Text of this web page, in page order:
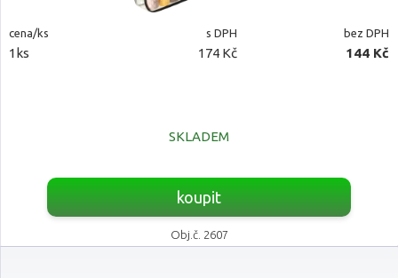
cena/ks s DPH bez DPH
1ks 174 Kč 144 Kč
SKLADEM
koupit
Obj.č. 2607